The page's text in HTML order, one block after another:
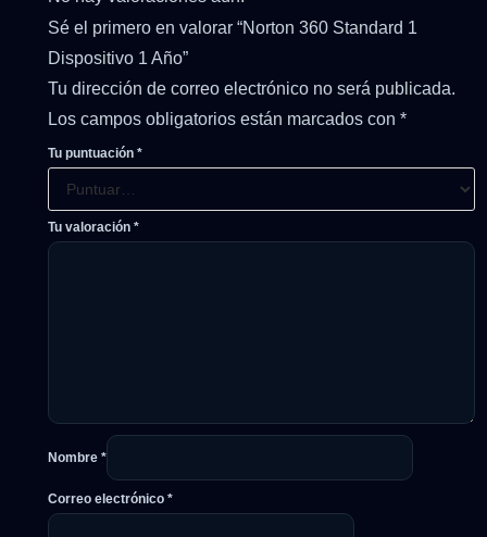
Sé el primero en valorar “Norton 360 Standard 1
Dispositivo 1 Año”
Tu dirección de correo electrónico no será publicada.
Los campos obligatorios están marcados con *
Tu puntuación *
Tu valoración *
Nombre *
Correo electrónico *